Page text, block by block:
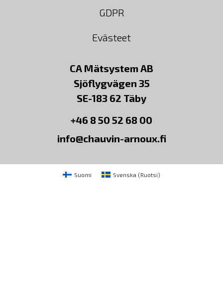
GDPR
Evästeet
CA Mätsystem AB
Sjöflygvägen 35
SE-183 62 Täby
+46 8 50 52 68 00
info@chauvin-arnoux.fi
Suomi Svenska (Ruotsi)